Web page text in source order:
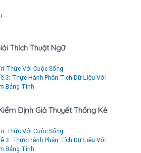
Thích Thuật Ngữ
Thức Với Cuộc Sống
3: Thực Hành Phân Tích Dữ Liệu Với
Bảng Tính
Định Giả Thuyết Thống Kê
Thức Với Cuộc Sống
3: Thực Hành Phân Tích Dữ Liệu Với
Bảng Tính